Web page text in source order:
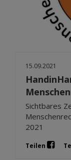
15.09.2021
Sichtbares
2021
Teilen